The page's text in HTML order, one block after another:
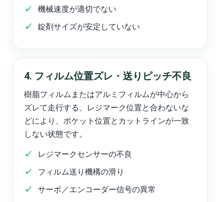
機械速度が適切でない
錠剤サイズが安定していない
4. フィルム位置ズレ・送りピッチ不良
樹脂フィルムまたはアルミフィルムが中心から
ズレて走行する、レジマーク位置と合わないな
どにより、ポケット位置とカットラインが一致
しない状態です。
レジマークセンサーの不良
フィルム送り機構の滑り
サーボ／エンコーダー信号の異常